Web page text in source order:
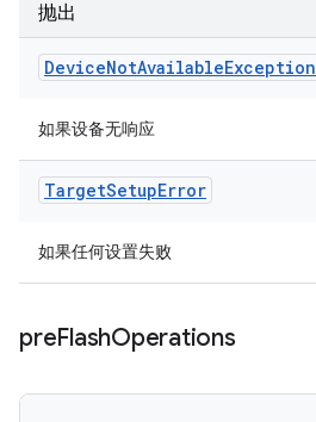
抛出
DeviceNotAvailableException
如果设备无响应
TargetSetupError
如果任何设置失败
preFlashOperations